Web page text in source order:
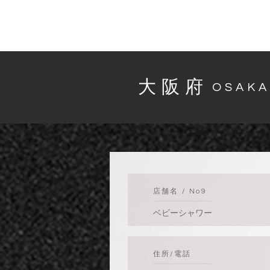
​大阪府 ​OSAKA
​店舗名 / No9
ベビーシャワー
​住所/電話